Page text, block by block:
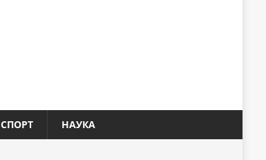
СПОРТ НАУКА